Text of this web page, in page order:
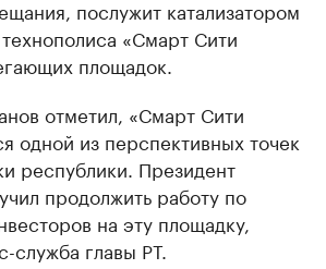
послужит катализатором
«Смарт Сити
площадок.
отметил, «Смарт Сити
одной из перспективных точек
республики. Президент
продолжить работу по
на эту площадку,
служба главы РТ.